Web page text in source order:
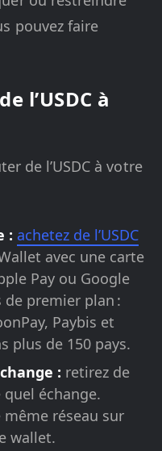
pouvez faire
l’USDC à
de l’USDC à votre
: achetez de l’USDC
avec une carte
Pay ou Google
de premier plan :
Paybis et
plus de 150 pays.
: retirez de
quel échange.
réseau sur
wallet.